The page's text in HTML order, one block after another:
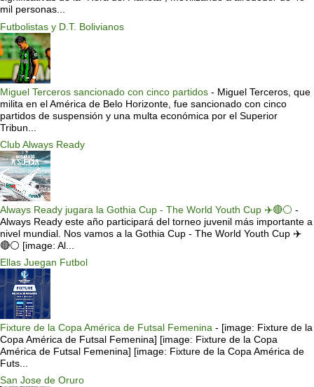
mil personas...
Futbolistas y D.T. Bolivianos
Miguel Terceros sancionado con cinco partidos - Miguel Terceros, que
milita en el América de Belo Horizonte, fue sancionado con cinco
partidos de suspensión y una multa económica por el Superior
Tribun...
Club Always Ready
Always Ready jugara la Gothia Cup - The World Youth Cup ✈️🔴⚪️ -
Always Ready este año participará del torneo juvenil más importante a
nivel mundial. Nos vamos a la Gothia Cup - The World Youth Cup ✈️
🔴⚪️ [image: Al...
Ellas Juegan Futbol
Fixture de la Copa América de Futsal Femenina - [image: Fixture de la
Copa América de Futsal Femenina] [image: Fixture de la Copa
América de Futsal Femenina] [image: Fixture de la Copa América de
Futs...
San Jose de Oruro